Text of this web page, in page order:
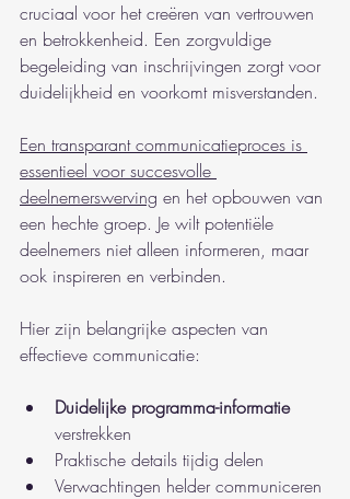
cruciaal voor het creëren van vertrouwen
en betrokkenheid. Een zorgvuldige
begeleiding van inschrijvingen zorgt voor
duidelijkheid en voorkomt misverstanden.
Een transparant communicatieproces is
essentieel voor succesvolle
deelnemerswerving en het opbouwen van
een hechte groep. Je wilt potentiële
deelnemers niet alleen informeren, maar
ook inspireren en verbinden.
Hier zijn belangrijke aspecten van
effectieve communicatie:
Duidelijke programma-informatie
verstrekken
Praktische details tijdig delen
Verwachtingen helder communiceren